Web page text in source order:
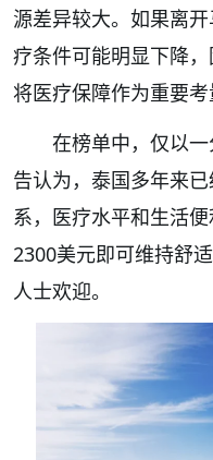
源差异较大。如果离
疗条件可能明显下降
将医疗保障作为重要考
在榜单中，仅以
告认为，泰国多年来
系，医疗水平和生活
2300美元即可维持舒
人士欢迎。